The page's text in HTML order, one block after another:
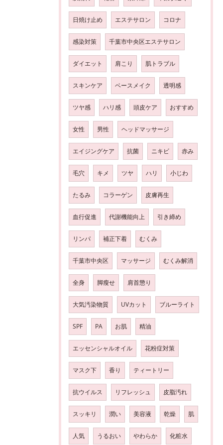
日焼け止め エステサロン コロナ
感染対策 千葉市中央区エステサロン
ダイエット 肩こり 肌トラブル
スキンケア ベースメイク 透明感
ツヤ感 ハリ感 頭皮ケア おすすめ
女性 男性 ヘッドマッサージ
エイジングケア 抗菌 ニキビ 赤み
毛穴 キメ ツヤ ハリ 小じわ
たるみ コラーゲン 皮膚再生
血行促進 代謝機能向上 引き締め
リンパ 補正下着 むくみ
千葉市中央区 マッサージ むくみ解消
全身 脚瘦せ 肩首懲り
大気汚染物質 UVカット ブルーライト
SPF PA お肌 精油
エッセンシャルオイル 花粉症対策
マスク下 香り ティートリー
抗ウイルス リフレッシュ 皮脂汚れ
スッキリ 潤い 美容液 乾燥 肌
人気 うるおい やわらか 化粧水